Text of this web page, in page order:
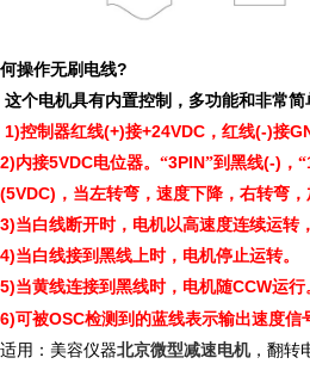
何操作无刷电线?
这个电机具有内置控制，多功能和非常简
1)控制器红线(+)接+24VDC ，红线(-)接
2)内接5VDC电位器。“3PIN”到黑线(-) ，“
(5VDC) ，当左转弯，速度下降，右转弯，
3)当白线断开时，电机以高速度连续运转，
4)当白线接到黑线上时，电机停止运转。
5)当黄线连接到黑线时，电机随CCW运行
6)可被OSC检测到的蓝线表示输出速度信
适用：美容仪器北京微型减速电机，翻转